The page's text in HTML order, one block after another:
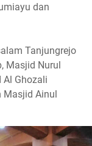
dan
Tanjungrejo
Masjid Nurul
Ghozali
Masjid Ainul